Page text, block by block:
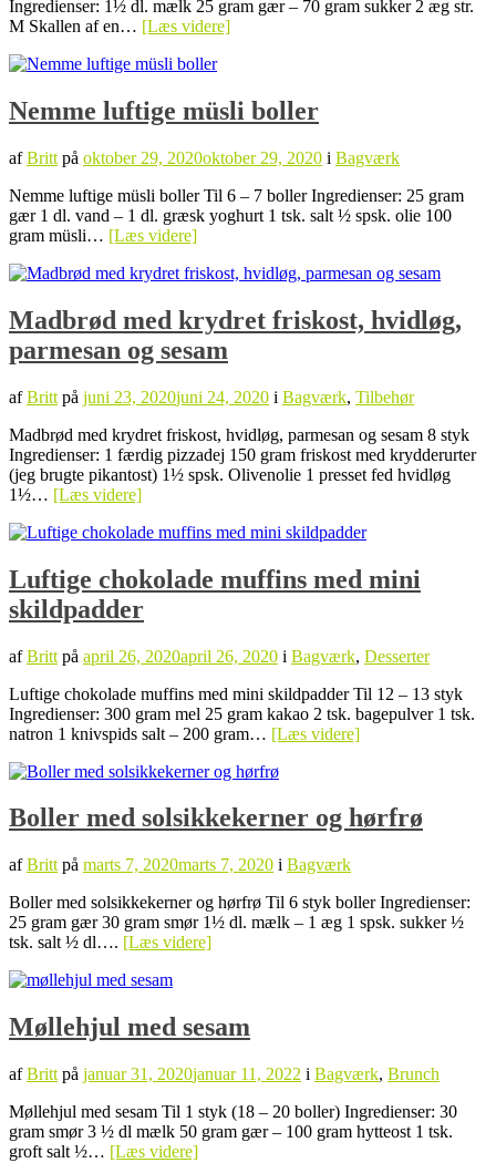
Ingredienser: 1½ dl. mælk 25 gram gær – 70 gram sukker 2 æg str.
M Skallen af en… [Læs videre]
Nemme luftige müsli boller
afBritt på oktober 29, 2020oktober 29, 2020 i Bagværk
Nemme luftige müsli boller Til 6 – 7 boller Ingredienser: 25 gram
gær 1 dl. vand – 1 dl. græsk yoghurt 1 tsk. salt ½ spsk. olie 100
gram müsli… [Læs videre]
Madbrød med krydret friskost, hvidløg,
parmesan og sesam
afBritt på juni 23, 2020juni 24, 2020 i Bagværk, Tilbehør
Madbrød med krydret friskost, hvidløg, parmesan og sesam 8 styk
Ingredienser: 1 færdig pizzadej 150 gram friskost med krydderurter
(jeg brugte pikantost) 1½ spsk. Olivenolie 1 presset fed hvidløg
1½… [Læs videre]
Luftige chokolade muffins med mini
skildpadder
afBritt på april 26, 2020april 26, 2020 i Bagværk, Desserter
Luftige chokolade muffins med mini skildpadder Til 12 – 13 styk
Ingredienser: 300 gram mel 25 gram kakao 2 tsk. bagepulver 1 tsk.
natron 1 knivspids salt – 200 gram… [Læs videre]
Boller med solsikkekerner og hørfrø
afBritt på marts 7, 2020marts 7, 2020 i Bagværk
Boller med solsikkekerner og hørfrø Til 6 styk boller Ingredienser:
25 gram gær 30 gram smør 1½ dl. mælk – 1 æg 1 spsk. sukker ½
tsk. salt ½ dl…. [Læs videre]
Møllehjul med sesam
afBritt på januar 31, 2020januar 11, 2022 i Bagværk, Brunch
Møllehjul med sesam Til 1 styk (18 – 20 boller) Ingredienser: 30
gram smør 3 ½ dl mælk 50 gram gær – 100 gram hytteost 1 tsk.
groft salt ½… [Læs videre]